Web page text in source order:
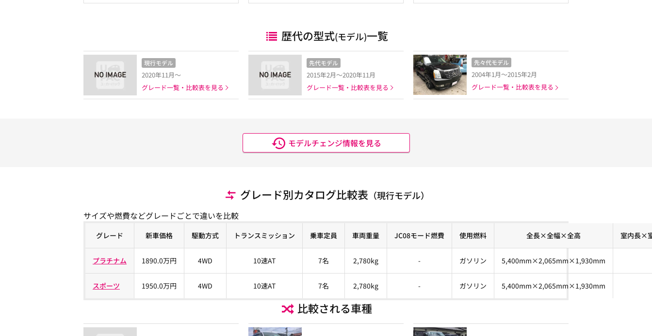
歴代の型式(モデル)一覧
現行モデル
2020年11月～
グレード一覧・比較表を見る
先代モデル
2015年2月～2020年11月
グレード一覧・比較表を見る
先々代モデル
2004年1月～2015年2月
グレード一覧・比較表を見る
モデルチェンジ情報を見る
グレード別カタログ比較表 （現行モデル）
サイズや燃費などグレードごとで違いを比較
グレード 新車価格 駆動方式 トランスミッション 乗車定員 車両重量 JC08モード燃費 使用燃料 全長×全幅×全高 室内長×
プラチナム 1890.0万円 4WD 10速AT 7名 2,780kg - ガソリン 5,400mm×2,065mm×1,930mm
スポーツ 1950.0万円 4WD 10速AT 7名 2,780kg - ガソリン 5,400mm×2,065mm×1,930mm
比較される車種